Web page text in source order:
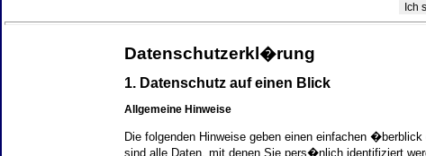
Datenschutzerkl�rung
1. Datenschutz auf einen Blick
Allgemeine Hinweise
Die folgenden Hinweise geben einen einfachen
sind alle Daten, mit denen Sie pers�nlich identifiziert